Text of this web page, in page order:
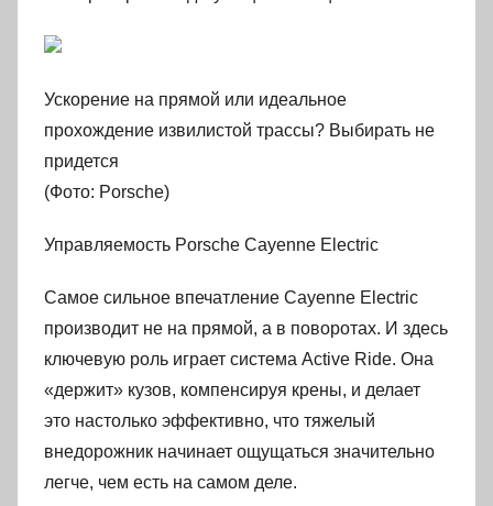
Ускорение на прямой или идеальное
прохождение извилистой трассы? Выбирать не
придется
(Фото: Porsche)
Управляемость Porsche Cayenne Electric
Самое сильное впечатление Cayenne Electric
производит не на прямой, а в поворотах. И здесь
ключевую роль играет система Active Ride. Она
«держит» кузов, компенсируя крены, и делает
это настолько эффективно, что тяжелый
внедорожник начинает ощущаться значительно
легче, чем есть на самом деле.